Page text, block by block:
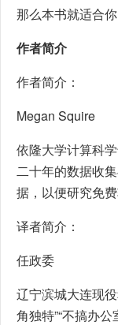
那么本书就适合你
作者简介
作者简介：
Megan Squire
依隆大学计算科
二十年的数据收
据，以便研究免
译者简介：
任政委
辽宁滨城大连现
角独特”“不搞办